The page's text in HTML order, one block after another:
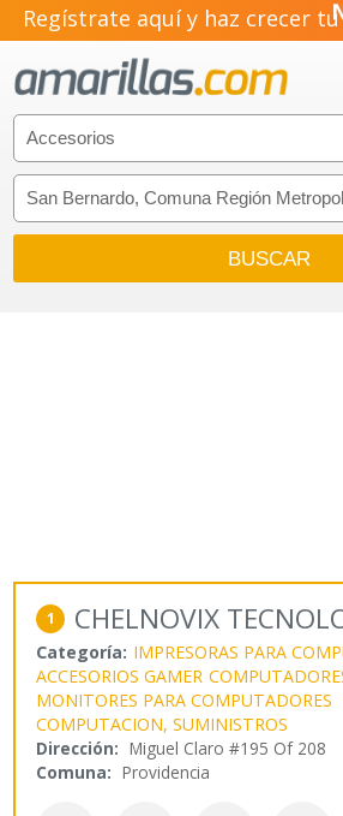
Regístrate aquí y haz crecer tu
1 CHELNOVIX
Categoría: IMPRESORAS PARA
ACCESORIOS GAMER
MONITORES PARA COMPUTADORES
COMPUTACION, SUMINISTROS
Dirección: Miguel Claro #195 Of 208
Comuna: Providencia